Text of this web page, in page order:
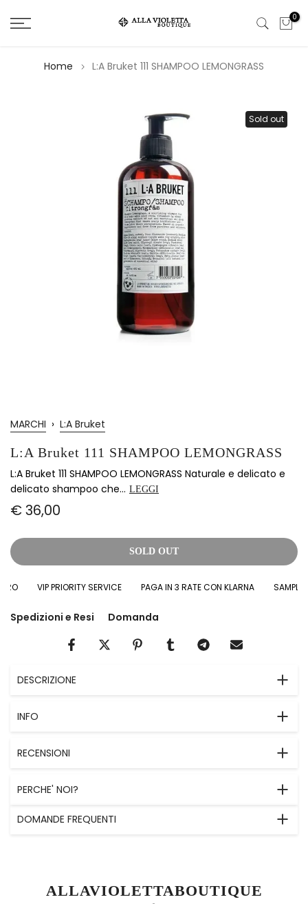
il
0
Home L:A Bruket 111 SHAMPOO LEMONGRASS
Sold out
MARCHI › L:A Bruket
L:A Bruket 111 SHAMPOO LEMONGRASS
L:A Bruket 111 SHAMPOO LEMONGRASS Naturale e delicato e
delicato shampoo che... LEGGI
€ 36,00
SOLD OUT
VIP PRIORITY SERVICE PAGA IN 3 RATE CON KLARNA SAMPLES
Spedizioni e Resi Domanda
DESCRIZIONE
INFO
RECENSIONI
PERCHE' NOI?
DOMANDE FREQUENTI
ALLAVIOLETTABOUTIQUE